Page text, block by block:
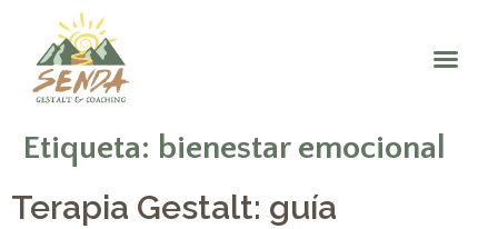
Etiqueta: bienestar emocional
Terapia Gestalt: guía